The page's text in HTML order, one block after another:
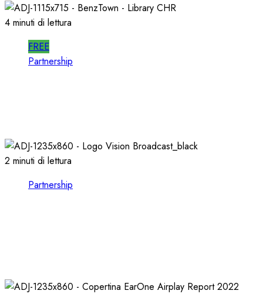
4 minuti di lettura
FREE
Partnership
2 minuti di lettura
Partnership